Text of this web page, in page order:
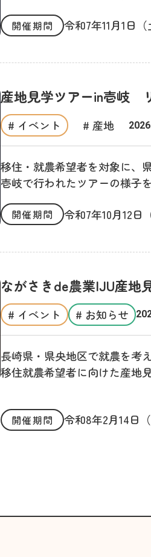
開催期間 令和7年11月1日（
産地見学ツアーin壱岐
# イベント # 産地
移住・就農希望者を対象に、
壱岐で行われたツアーの様子
開催期間 令和7年10月12日
ながさきde農業IJU産地
# イベント # お知らせ
長崎県・県央地区で就農を考
移住就農希望者に向けた産地
開催期間 令和8年2月14日